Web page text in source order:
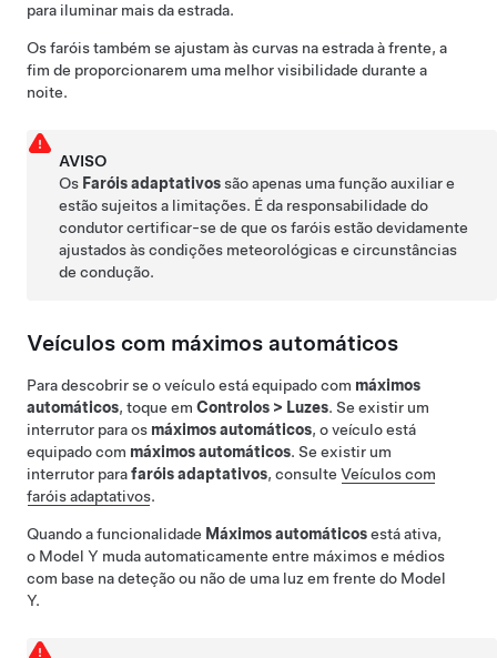
para iluminar mais da estrada.
Os faróis também se ajustam às curvas na estrada à frente, a
fim de proporcionarem uma melhor visibilidade durante a
noite.
AVISO
Os Faróis adaptativossão apenas uma função auxiliar e
estão sujeitos a limitações. É da responsabilidade do
condutor certificar-se de que os faróis estão devidamente
ajustados às condições meteorológicas e circunstâncias
de condução.
Veículos com máximos automáticos
Para descobrir se o veículo está equipado com máximos
automáticos, toque em Controlos > Luzes. Se existir um
interrutor para os máximos automáticos, o veículo está
equipado com máximos automáticos. Se existir um
interrutor parafaróis adaptativos, consulte Veículos com
faróis adaptativos.
Quando a funcionalidade Máximos automáticosestá ativa,
o Model Y muda automaticamente entre máximos e médios
com base na deteção ou não de uma luz em frente do Model
Y.